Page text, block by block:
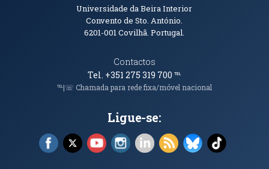
Informações de Contacto
Universidade da Beira Interior
Convento de Sto. António.
6201-001Covilhã. Portugal.
Contactos
Tel. +351 275 319 700℡
℡|☏ Chamada para rede fixa/móvel nacional
Ligue-se:
Facebook (abre em nova janela)
X (abre em nova janela)
YouTube (abre em nova janela)
Instagram (abre em nova janela)
LinkedIn (abre em nova
RSS (abre em nova
Bluesky (abre
TikTok